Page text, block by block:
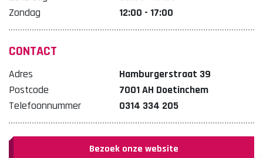
Zondag
12:00 - 17:00
CONTACT
Adres
Hamburgerstraat 39
Postcode
7001 AH Doetinchem
Telefoonnummer
0314 334 205
Bezoek onze website